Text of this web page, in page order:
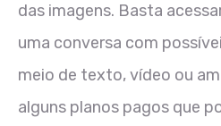
das imagens. Basta
uma conversa com
meio de texto, vídeo ou
alguns planos pagos que